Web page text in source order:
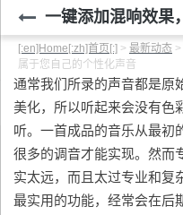
[:en]Home[:zh]首页[:] > 最新动态 >
属于您自己的个性化声音
通常我们所录的声音都是原
美化，所以听起来会没有色
听。一首成品的音乐从最初
很多的调音才能实现。然而
实太远，而且太过专业和复
最实用的功能，经常会在后